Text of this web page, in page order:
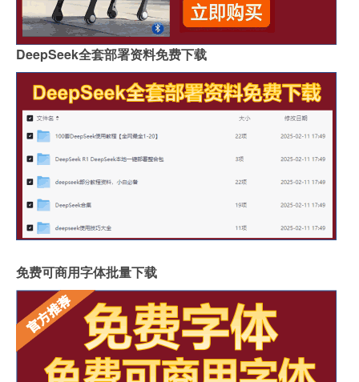
DeepSeek全套部署资料免费下载
免费可商用字体批量下载